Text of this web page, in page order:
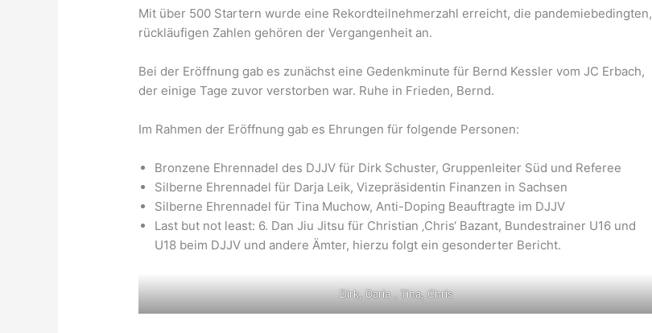
Mit über 500 Startern wurde eine Rekordteilnehmerzahl erreicht, die pandemiebedingten,
rückläufigen Zahlen gehören der Vergangenheit an.
Bei der Eröffnung gab es zunächst eine Gedenkminute für Bernd Kessler vom JC Erbach,
der einige Tage zuvor verstorben war. Ruhe in Frieden, Bernd.
Im Rahmen der Eröffnung gab es Ehrungen für folgende Personen:
Bronzene Ehrennadel des DJJV für Dirk Schuster, Gruppenleiter Süd und Referee
Silberne Ehrennadel für Darja Leik, Vizepräsidentin Finanzen in Sachsen
Silberne Ehrennadel für Tina Muchow, Anti-Doping Beauftragte im DJJV
Last but not least: 6. Dan Jiu Jitsu für Christian ‚Chris‘ Bazant, Bundestrainer U16 und
U18 beim DJJV und andere Ämter, hierzu folgt ein gesonderter Bericht.
Dirk, Daria , Tina, Chris